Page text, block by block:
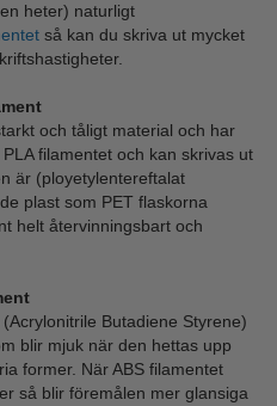
heter) naturligt
så kan du skriva ut mycket
och tåligt material och har
filamentet och kan skrivas ut
är (ployetylentereftalat
plast som PET flaskorna
helt återvinningsbart och
Butadiene Styrene)
blir mjuk när den hettas upp
former. När ABS filamentet
så blir föremålen mer glansiga